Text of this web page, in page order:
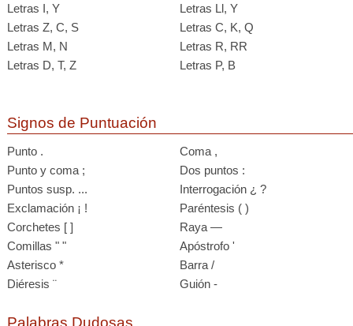
Letras I, Y
Letras Ll, Y
Letras Z, C, S
Letras C, K, Q
Letras M, N
Letras R, RR
Letras D, T, Z
Letras P, B
Signos de Puntuación
Punto .
Coma ,
Punto y coma ;
Dos puntos :
Puntos susp. ...
Interrogación ¿ ?
Exclamación ¡ !
Paréntesis ( )
Corchetes [ ]
Raya —
Comillas " "
Apóstrofo '
Asterisco *
Barra /
Diéresis ¨
Guión -
Palabras Dudosas